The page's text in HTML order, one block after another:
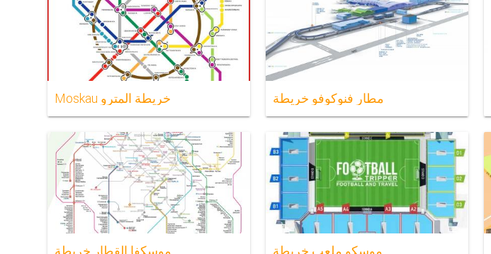
Moskau خريطة المترو مطار فنوكوفو خريطة
موسكفا القطار خريطة موسكو ملعب خريطة